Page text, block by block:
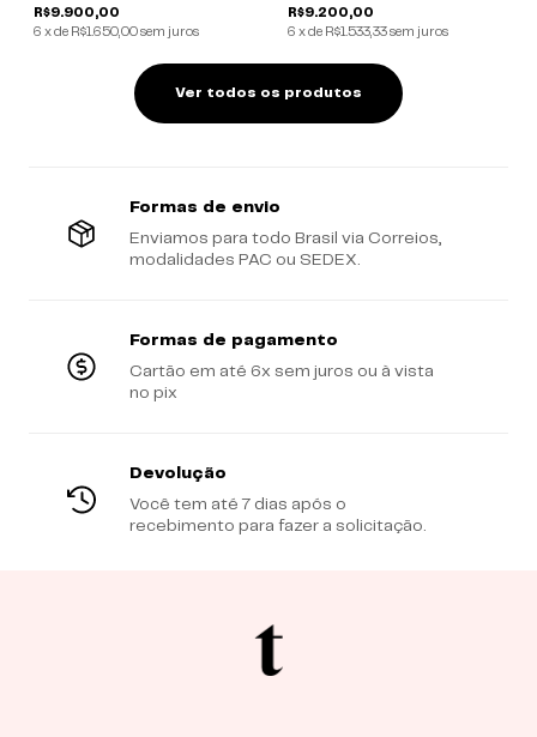
R$9.900,00
6 x de R$1.650,00 sem juros
R$9.200,00
6 x de R$1.533,33 sem juros
Ver todos os produtos
Formas de envio
Enviamos para todo Brasil via Correios,
modalidades PAC ou SEDEX.
Formas de pagamento
Cartão em até 6x sem juros ou à vista
no pix
Devolução
Você tem até 7 dias após o
recebimento para fazer a solicitação.